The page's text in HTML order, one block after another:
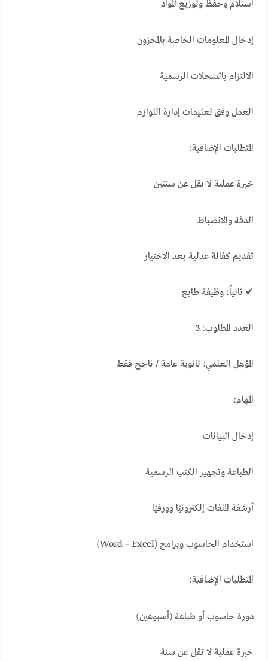
استلام وحفظ وتوزيع المواد
إدخال المعلومات الخاصة بالمخزون
الالتزام بالسجلات الرسمية
العمل وفق تعليمات إدارة اللوازم
المتطلبات الإضافية:
خبرة عملية لا تقل عن سنتين
الدقة والانضباط
تقديم كفالة عدلية بعد الاختيار
✔ ثانياً: وظيفة طابع
العدد المطلوب: 3
المؤهل العلمي: ثانوية عامة / ناجح فقط
المهام:
إدخال البيانات
الطباعة وتجهيز الكتب الرسمية
أرشفة الملفات إلكترونيًا وورقيًا
استخدام الحاسوب وبرامج (Word – Excel)
المتطلبات الإضافية:
دورة حاسوب أو طباعة (أسبوعين)
خبرة عملية لا تقل عن سنة